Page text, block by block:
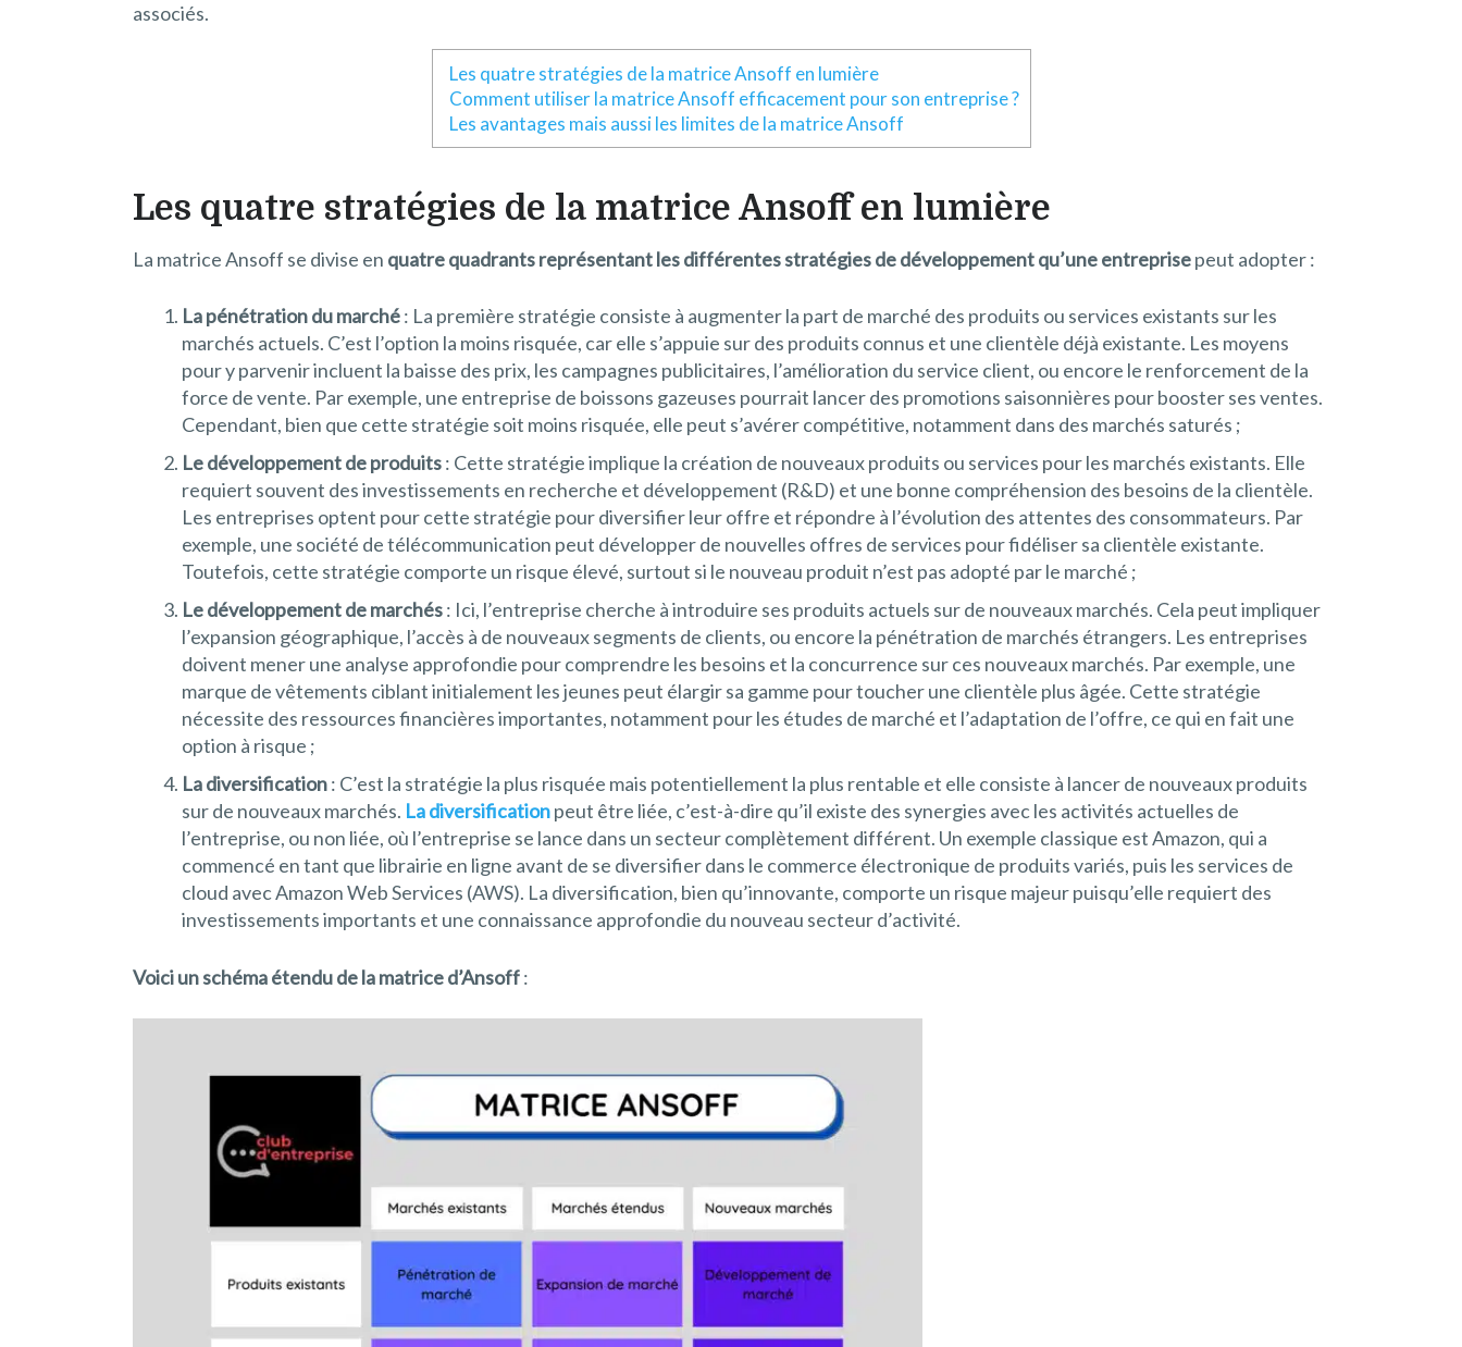
associés.
Les quatre stratégies de la matrice Ansoff en lumière
Comment utiliser la matrice Ansoff efficacement pour son entreprise ?
Les avantages mais aussi les limites de la matrice Ansoff
Les quatre stratégies de la matrice Ansoff en lumière
La matrice Ansoff se divise en quatre quadrants représentant les différentes stratégies de développement qu’une entreprisepeut adopter :
La pénétration du marché: La première stratégie consiste à augmenter la part de marché des produits ou services existants sur les
marchés actuels. C’est l’option la moins risquée, car elle s’appuie sur des produits connus et une clientèle déjà existante. Les moyens
pour y parvenir incluent la baisse des prix, les campagnes publicitaires, l’amélioration du service client, ou encore le renforcement de la
force de vente. Par exemple, une entreprise de boissons gazeuses pourrait lancer des promotions saisonnières pour booster ses ventes.
Cependant, bien que cette stratégie soit moins risquée, elle peut s’avérer compétitive, notamment dans des marchés saturés ;
Le développement de produits: Cette stratégie implique la création de nouveaux produits ou services pour les marchés existants. Elle
requiert souvent des investissements en recherche et développement (R&D) et une bonne compréhension des besoins de la clientèle.
Les entreprises optent pour cette stratégie pour diversifier leur offre et répondre à l’évolution des attentes des consommateurs. Par
exemple, une société de télécommunication peut développer de nouvelles offres de services pour fidéliser sa clientèle existante.
Toutefois, cette stratégie comporte un risque élevé, surtout si le nouveau produit n’est pas adopté par le marché ;
Le développement de marchés: Ici, l’entreprise cherche à introduire ses produits actuels sur de nouveaux marchés. Cela peut impliquer
l’expansion géographique, l’accès à de nouveaux segments de clients, ou encore la pénétration de marchés étrangers. Les entreprises
doivent mener une analyse approfondie pour comprendre les besoins et la concurrence sur ces nouveaux marchés. Par exemple, une
marque de vêtements ciblant initialement les jeunes peut élargir sa gamme pour toucher une clientèle plus âgée. Cette stratégie
nécessite des ressources financières importantes, notamment pour les études de marché et l’adaptation de l’offre, ce qui en fait une
option à risque ;
La diversification: C’est la stratégie la plus risquée mais potentiellement la plus rentable et elle consiste à lancer de nouveaux produits
sur de nouveaux marchés. La diversificationpeut être liée, c’est-à-dire qu’il existe des synergies avec les activités actuelles de
l’entreprise, ou non liée, où l’entreprise se lance dans un secteur complètement différent. Un exemple classique est Amazon, qui a
commencé en tant que librairie en ligne avant de se diversifier dans le commerce électronique de produits variés, puis les services de
cloud avec Amazon Web Services (AWS). La diversification, bien qu’innovante, comporte un risque majeur puisqu’elle requiert des
investissements importants et une connaissance approfondie du nouveau secteur d’activité.
Voici un schéma étendu de la matrice d’Ansoff: